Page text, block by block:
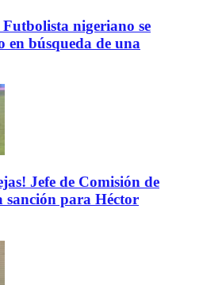
nigeriano se
en búsqueda de una
Jefe de Comisión de
para Héctor